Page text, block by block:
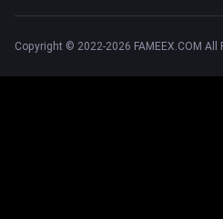
Copyright © 2022-2026 FAMEEX.COM All